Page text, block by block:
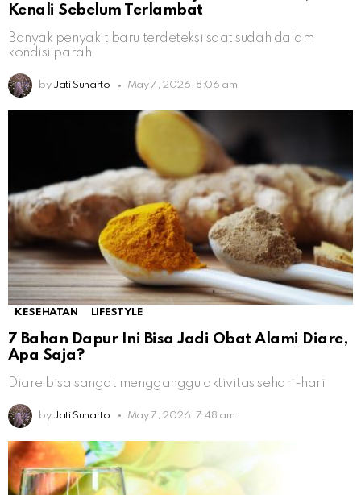
Kenali Sebelum Terlambat
Banyak penyakit baru terdeteksi saat sudah dalam
kondisi parah
by Jati Sunarto May 7, 2026, 8:06 am
KESEHATAN LIFESTYLE
7 Bahan Dapur Ini Bisa Jadi Obat Alami Diare,
Apa Saja?
Diare bisa sangat mengganggu aktivitas sehari-hari
by Jati Sunarto May 7, 2026, 7:48 am